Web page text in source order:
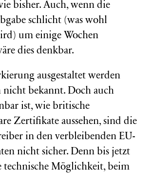
bisher. Auch, wenn die
schlicht (was wohl
um einige Wochen
dies denkbar.
ausgestaltet werden
nicht bekannt. Doch auch
ist, wie britische
Zertifikate aussehen, sind die
in den verbleibenden EU-
nicht sicher. Denn bis jetzt
technische Möglichkeit, beim